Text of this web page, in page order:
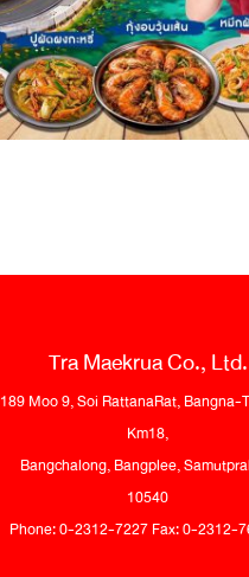
Tra Maekrua Co., Ltd.
189 Moo 9, Soi RattanaRat, Bangna-
Km18,
Bangchalong, Bangplee,
10540
Phone: 0-2312-7227 Fax: 0-2312-